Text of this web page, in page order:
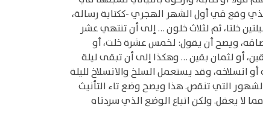
وقع في أول الشهر الهجري -ككتابة رسالة،
خلتا، ثم لثلاث خلون … إلى أن تنتهي عشر
ويصح أن يقول: لخمس عشرة خلت، أو
أو لثمان بقين … وهكذا إلى أن تبقى ليلة
انسلاخه، وقد يستعمل السلخ والانسلاخ لليلة
الشهور التي تنقص. هذا ويصح وضع تاء التأنيث
لا يعقل. ولكن اتباع الوضع الذي سردناه